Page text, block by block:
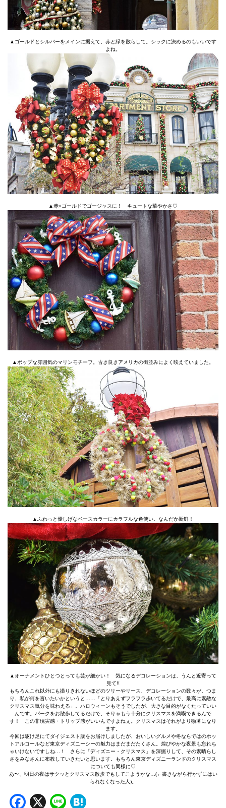
▲ゴールドとシルバーをメインに据えて、赤と緑を散らして。シックに決めるのもいいです
よね。
▲赤×ゴールドでゴージャスに！ キュートな華やかさ♡
▲ポップな雰囲気のマリンモチーフ。古き良きアメリカの街並みによく映えていました。
▲ふわっと優しげなベースカラーにカラフルな色使い。なんだか新鮮！
▲オーナメントひとつとっても芸が細かい！ 気になるデコレーションは、うんと近寄って
見て!!
もちろんこれ以外にも撮りきれないほどのツリーやリース、デコレーションの数々が。つま
り、私が何を言いたいかというと……「とりあえずフラフラ歩いてるだけで、最高に素敵な
クリスマス気分を味わえる」。ハロウィーンもそうでしたが、大きな目的がなくたっていい
んです。パークをお散歩してるだけで、そりゃもう十分にクリスマスを満喫できるんで
す！ この非現実感・トリップ感がいいんですよねぇ。クリスマスはそれがより顕著になり
ます。
今回は駆け足にてダイジェスト版をお届けしましたが、おいしいグルメや冬ならではのホッ
トアルコールなど東京ディズニーシーの魅力はまだまだたくさん。煌びやかな夜景も忘れち
ゃいけないですしね…！ さらに「ディズニー・クリスマス」を深掘りして、その素晴らし
さをみなさんに布教していきたいと思います。もちろん東京ディズニーランドのクリスマス
についても同様に♡
あ〜、明日の夜はサクッとクリスマス散歩でもしてこようかな…(←書きながら行かずにはい
られなくなった人)。
Facebook
X Line